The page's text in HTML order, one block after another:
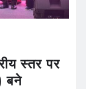
स्तर पर
बने